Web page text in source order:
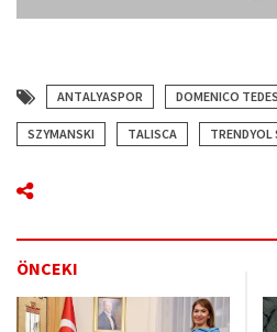
ANTALYASPOR DOMENICO
SZYMANSKI TALISCA TRENDYOL
ÖNCEKI